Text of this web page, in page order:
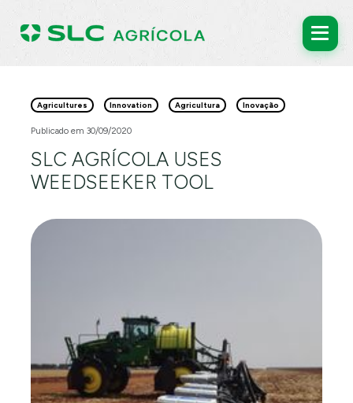
Agricultures Innovation Agricultura Inovação
Publicado em 30/09/2020
SLC AGRÍCOLA USES
WEEDSEEKER TOOL